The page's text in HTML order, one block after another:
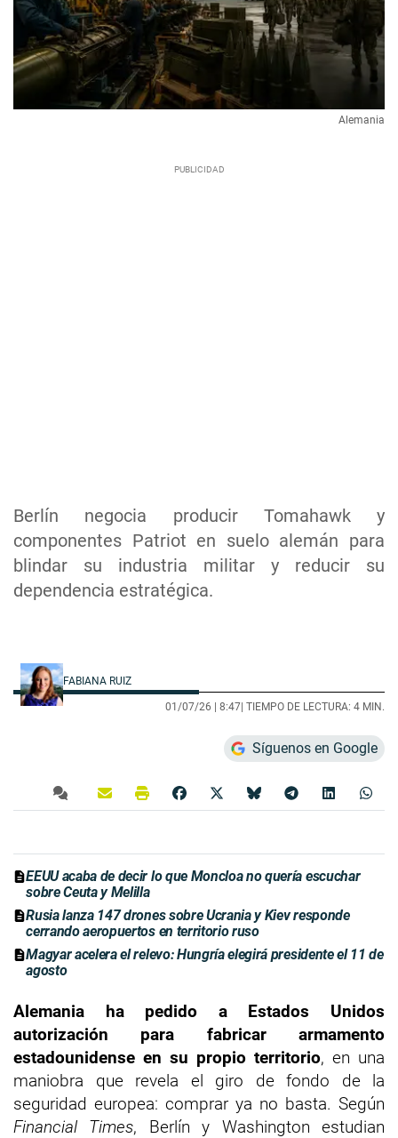
Berlín negocia producir Tomahawk y
componentes Patriot en suelo alemán para
blindar su industria militar y reducir su
dependencia estratégica.
Alemania
FABIANA RUIZ
01/07/26 | 8:47| TIEMPO DE LECTURA: 4 MIN.
Síguenos en Google
EEUU acaba de decir lo que Moncloa no quería escuchar
sobre Ceuta y Melilla
Rusia lanza 147 drones sobre Ucrania y Kiev responde
cerrando aeropuertos en territorio ruso
Magyar acelera el relevo: Hungría elegirá presidente el 11 de
agosto
Alemania ha pedido a Estados Unidos
autorización para fabricar armamento
estadounidense en su propio territorio, en una
maniobra que revela el giro de fondo de la
seguridad europea: comprar ya no basta. Según
Financial Times, Berlín y Washington estudian